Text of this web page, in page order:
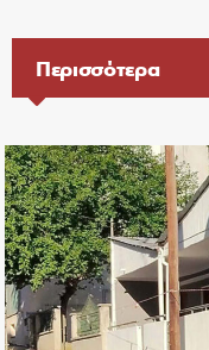
Περισσότερα